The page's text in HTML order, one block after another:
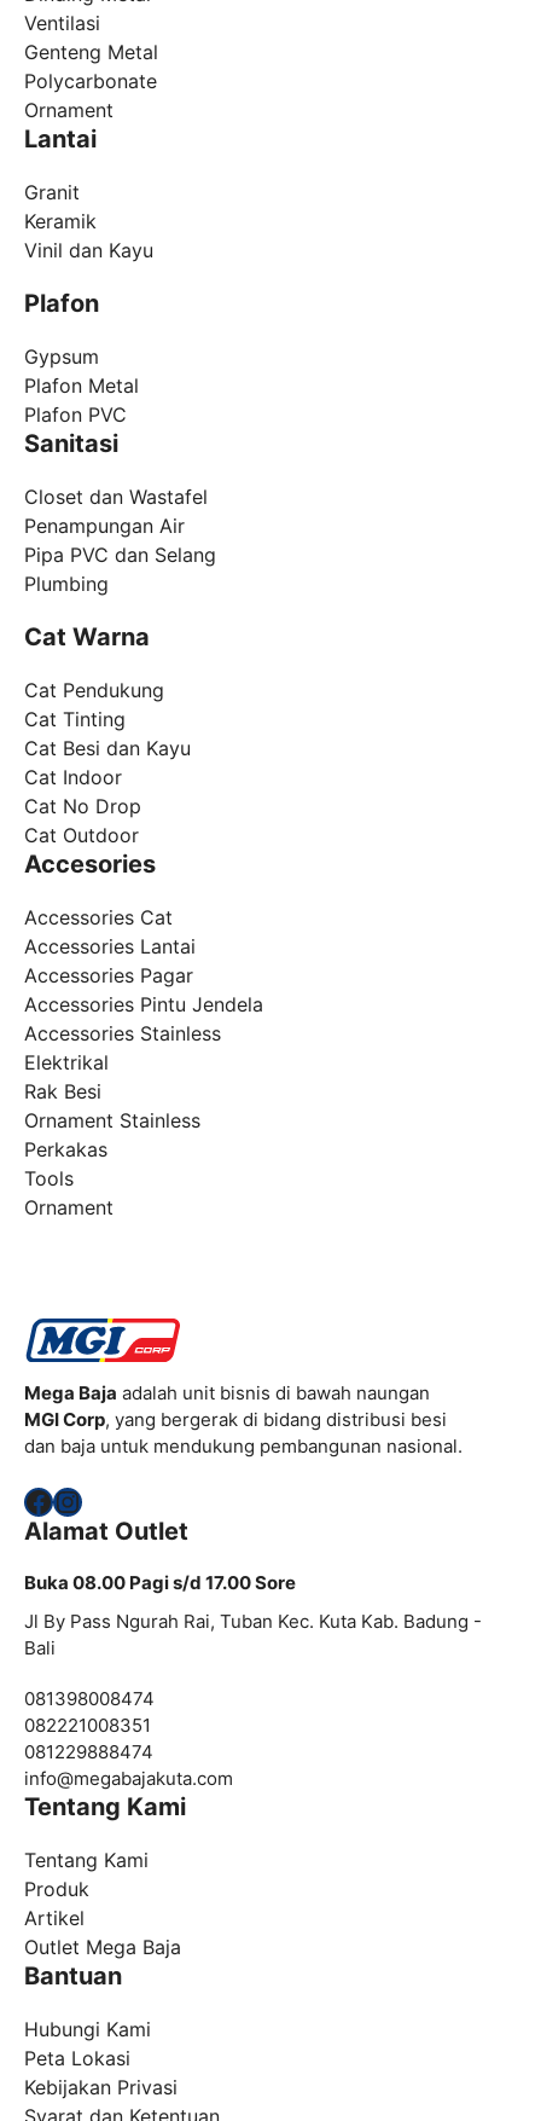
Ventilasi
Genteng Metal
Polycarbonate
Ornament
Lantai
Granit
Keramik
Vinil dan Kayu
Plafon
Gypsum
Plafon Metal
Plafon PVC
Sanitasi
Closet dan Wastafel
Penampungan Air
Pipa PVC dan Selang
Plumbing
Cat Warna
Cat Pendukung
Cat Tinting
Cat Besi dan Kayu
Cat Indoor
Cat No Drop
Cat Outdoor
Accesories
Accessories Cat
Accessories Lantai
Accessories Pagar
Accessories Pintu Jendela
Accessories Stainless
Elektrikal
Rak Besi
Ornament Stainless
Perkakas
Tools
Ornament
Mega Baja adalah unit bisnis di bawah naungan
MGI Corp, yang bergerak di bidang distribusi besi
dan baja untuk mendukung pembangunan nasional.
Facebook
Instagram
Alamat Outlet
Buka 08.00 Pagi s/d 17.00 Sore
Jl By Pass Ngurah Rai, Tuban Kec. Kuta Kab. Badung -
Bali
081398008474
082221008351
081229888474
info@megabajakuta.com
Tentang Kami
Tentang Kami
Produk
Artikel
Outlet Mega Baja
Bantuan
Hubungi Kami
Peta Lokasi
Kebijakan Privasi
Syarat dan Ketentuan